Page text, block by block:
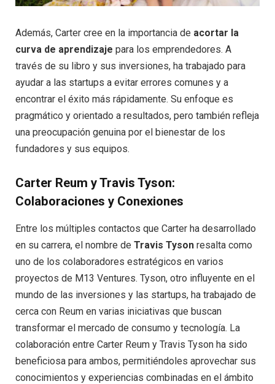
Además, Carter cree en la importancia de acortar la
curva de aprendizaje para los emprendedores. A
través de su libro y sus inversiones, ha trabajado para
ayudar a las startups a evitar errores comunes y a
encontrar el éxito más rápidamente. Su enfoque es
pragmático y orientado a resultados, pero también refleja
una preocupación genuina por el bienestar de los
fundadores y sus equipos.
Carter Reum y Travis Tyson:
Colaboraciones y Conexiones
Entre los múltiples contactos que Carter ha desarrollado
en su carrera, el nombre de Travis Tyson resalta como
uno de los colaboradores estratégicos en varios
proyectos de M13 Ventures. Tyson, otro influyente en el
mundo de las inversiones y las startups, ha trabajado de
cerca con Reum en varias iniciativas que buscan
transformar el mercado de consumo y tecnología. La
colaboración entre Carter Reum y Travis Tyson ha sido
beneficiosa para ambos, permitiéndoles aprovechar sus
conocimientos y experiencias combinadas en el ámbito